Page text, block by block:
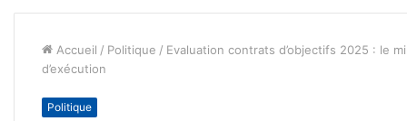
Accueil / Politique / Evaluation contrats d’objectifs 2025 : le
d’exécution
Politique